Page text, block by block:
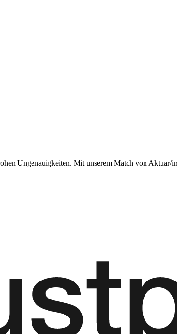
Ungenauigkeiten. Mit unserem Match von Aktuar/